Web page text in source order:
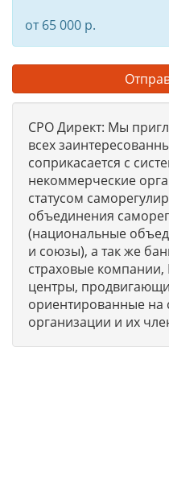
от 65 000 р.
СРО Директ: Мы
всех
соприкасается с
некоммерческие
статусом
объединения
(национальные
и союзы), а так же
страховые
центры,
ориентированные на
организации и их